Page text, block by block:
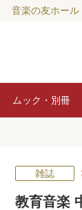
音楽の友ホール
ムック・別冊
雑誌
教育音楽